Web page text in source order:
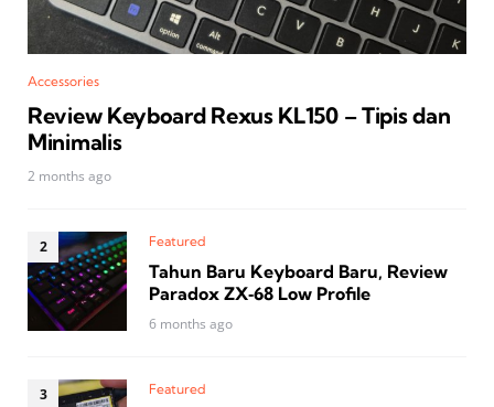
Accessories
Review Keyboard Rexus KL150 – Tipis dan
Minimalis
2 months ago
Featured
Tahun Baru Keyboard Baru, Review
Paradox ZX‑68 Low Profile
6 months ago
Featured